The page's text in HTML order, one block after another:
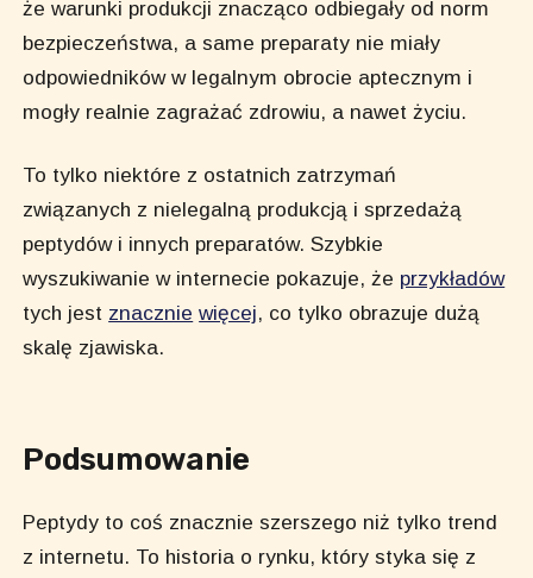
że warunki produkcji znacząco odbiegały od norm
bezpieczeństwa, a same preparaty nie miały
odpowiedników w legalnym obrocie aptecznym i
mogły realnie zagrażać zdrowiu, a nawet życiu.
To tylko niektóre z ostatnich zatrzymań
związanych z nielegalną produkcją i sprzedażą
peptydów i innych preparatów. Szybkie
wyszukiwanie w internecie pokazuje, że przykładów
tych jest znacznie więcej, co tylko obrazuje dużą
skalę zjawiska.
Podsumowanie
Peptydy to coś znacznie szerszego niż tylko trend
z internetu. To historia o rynku, który styka się z